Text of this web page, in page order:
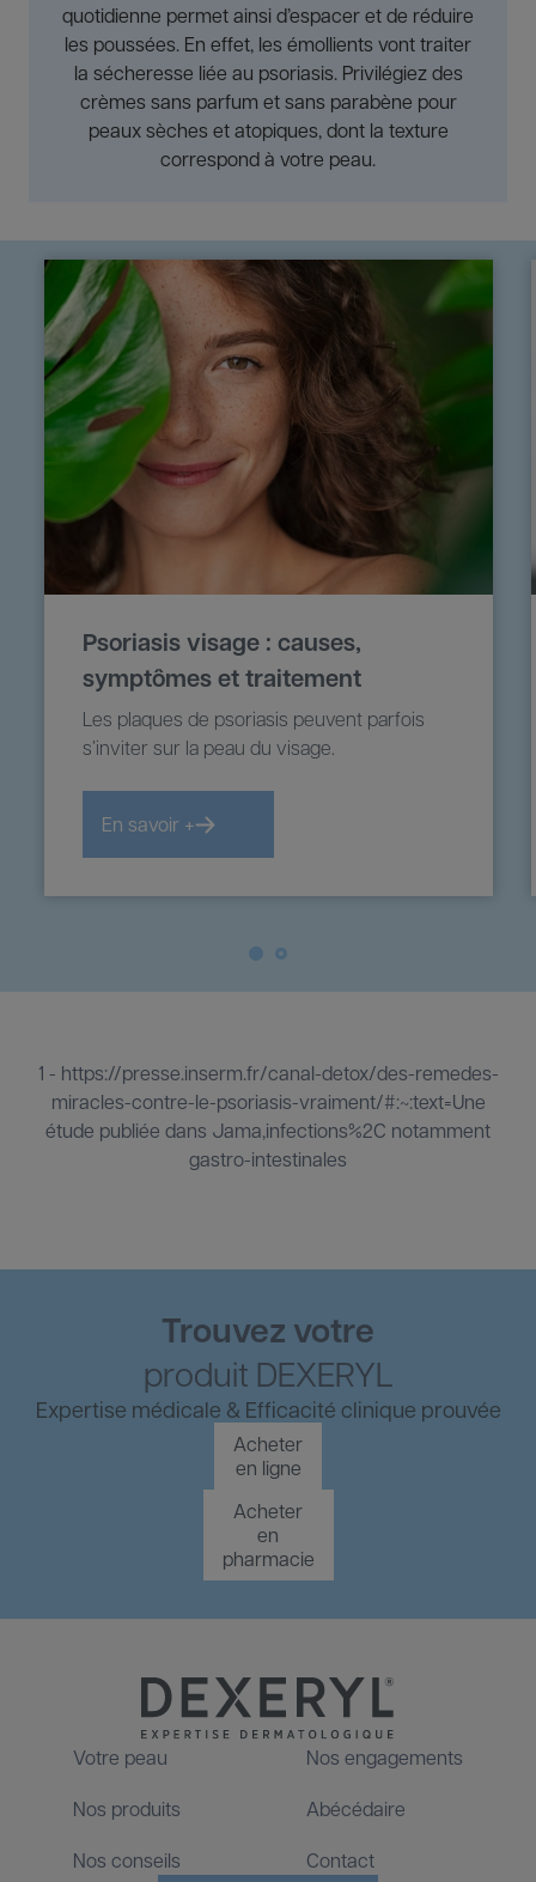
quotidienne permet ainsi d’espacer et de réduire
les poussées. En effet, les émollients vont traiter
la sécheresse liée au psoriasis. Privilégiez des
crèmes sans parfum et sans parabène pour
peaux sèches et atopiques, dont la texture
correspond à votre peau.
Psoriasis visage : causes,
symptômes et traitement
Les plaques de psoriasis peuvent parfois
s’inviter sur la peau du visage.
En savoir +
1
1 - https://presse.inserm.fr/canal-detox/des-remedes-
miracles-contre-le-psoriasis-vraiment/#:~:text=Une
étude publiée dans Jama,infections%2C notamment
gastro-intestinales
Trouvez votre
produit DEXERYL
Expertise médicale & Efficacité clinique prouvée
Acheter
en ligne
Acheter
en
pharmacie
Footer
Votre peau Nos engagements
Nos produits Abécédaire
Nos conseils Contact